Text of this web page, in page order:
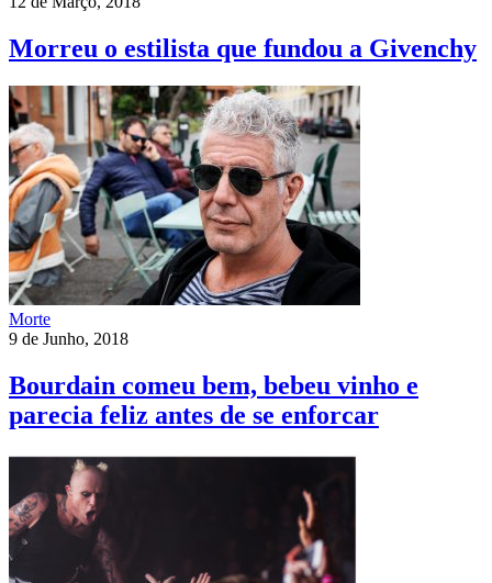
Morreu o estilista que fundou a Givenchy
Morte
9 de Junho, 2018
Bourdain comeu bem, bebeu vinho e
parecia feliz antes de se enforcar